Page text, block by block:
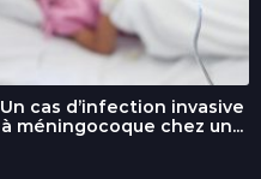
Un cas d’infection invasive
à méningocoque chez un...